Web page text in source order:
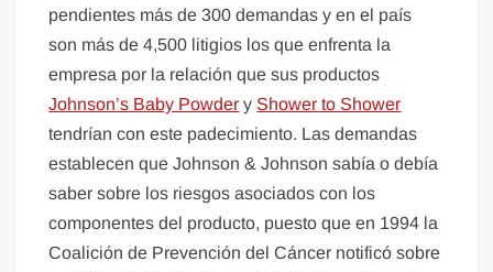
pendientes más de 300 demandas y en el país
son más de 4,500 litigios los que enfrenta la
empresa por la relación que sus productos
Johnson’s Baby Powder y Shower to Shower
tendrían con este padecimiento. Las demandas
establecen que Johnson & Johnson sabía o debía
saber sobre los riesgos asociados con los
componentes del producto, puesto que en 1994 la
Coalición de Prevención del Cáncer notificó sobre